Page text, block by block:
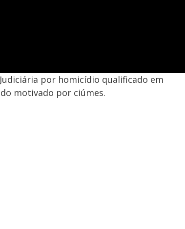
por homicídio qualificado em
motivado por ciúmes.